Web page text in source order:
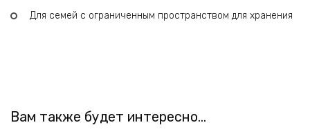
Для семей с ограниченным пространством для хранения
Вам также будет интересно…